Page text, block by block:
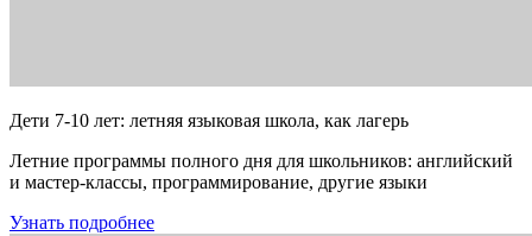
Дети 7-10 лет: летняя языковая школа, как лагерь
Летние программы полного дня для школьников: английский
и мастер-классы, программирование, другие языки
Узнать подробнее